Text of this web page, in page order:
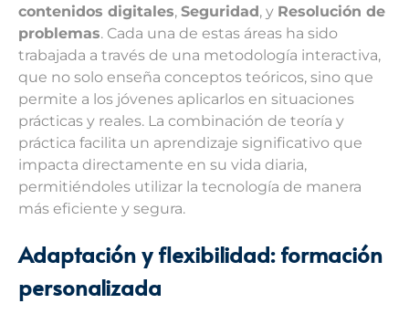
contenidos digitales, Seguridad , y Resolución de
problemas. Cada una de estas áreas ha sido
trabajada a través de una metodología interactiva,
que no solo enseña conceptos teóricos, sino que
permite a los jóvenes aplicarlos en situaciones
prácticas y reales. La combinación de teoría y
práctica facilita un aprendizaje significativo que
impacta directamente en su vida diaria,
permitiéndoles utilizar la tecnología de manera
más eficiente y segura.
Adaptación y flexibilidad: formación
personalizada